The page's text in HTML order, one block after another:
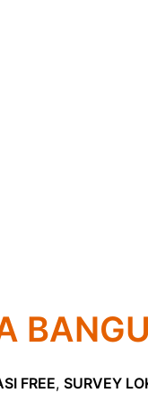
FREE, SURVEY